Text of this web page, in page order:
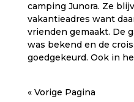
camping Junora. Ze
vakantieadres want
vrienden gemaakt. De
was bekend en de
goedgekeurd. Ook in
« Vorige Pagina